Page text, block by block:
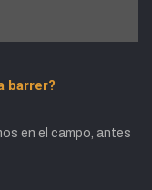
barrer?
en el campo, antes